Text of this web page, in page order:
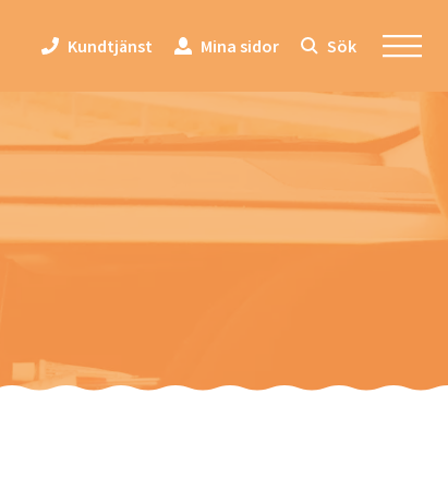
Kundtjänst Mina sidor Sök